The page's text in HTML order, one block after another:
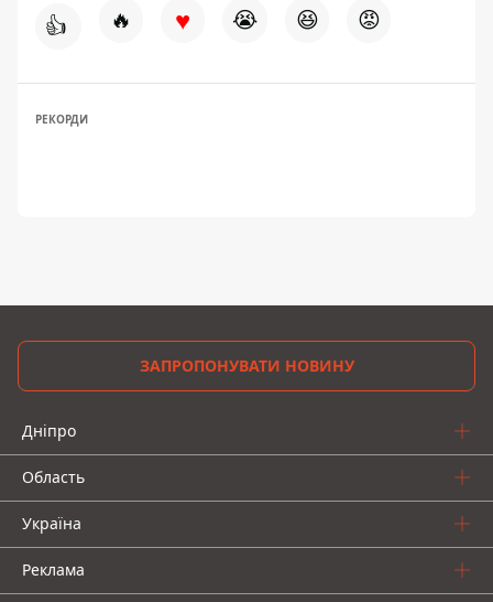
👍 🔥 ♥ 😭 😆 😡
РЕКОРДИ
ЗАПРОПОНУВАТИ НОВИНУ
Дніпро
Область
Україна
Реклама